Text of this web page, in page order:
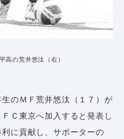
高の荒井悠汰（右）
のＭＦ荒井悠汰（１７）が
Ｃ東京へ加入すると発表し
に貢献し、サポーターの